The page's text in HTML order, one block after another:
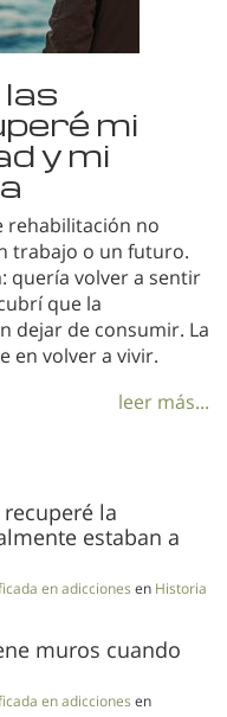
mi
y mi
rehabilitación no
trabajo o un futuro.
quería volver a sentir
que la
dejar de consumir. La
en volver a vivir.
leer más...
la
estaban a
en adicciones en Historia
muros cuando
en adicciones en